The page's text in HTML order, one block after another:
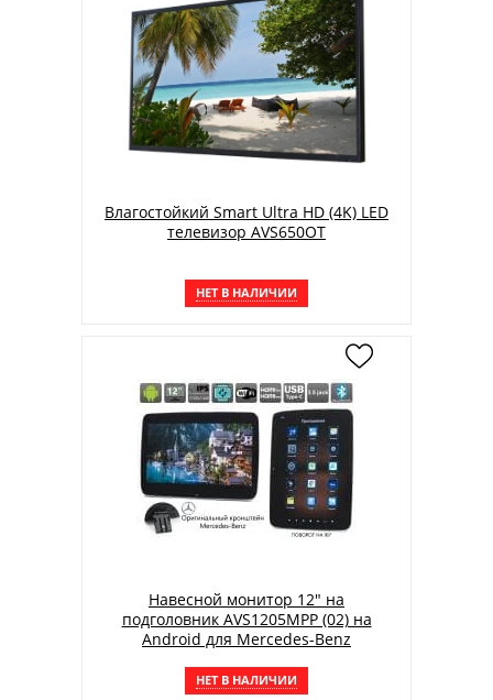
Влагостойкий Smart Ultra HD (4K) LED
телевизор AVS650OT
НЕТ В НАЛИЧИИ
Навесной монитор 12" на
подголовник AVS1205MPP (02) на
Android для Mercedes-Benz
НЕТ В НАЛИЧИИ